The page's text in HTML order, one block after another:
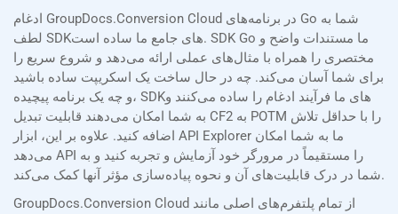
ادغام GroupDocs.Conversion Cloud در برنامه‌های Go شما به
لطف SDKهای جامع ما ساده است. SDK Go ما مستندات واضح و
مختصری را همراه با مثال‌های عملی ارائه می‌دهد و شروع سریع را
برای شما آسان می‌کند. چه در حال ساخت یک اسکریپت ساده باشید
و چه یک برنامه پیچیده، SDKهای ما فرآیند ادغام را ساده می‌کنند و
به شما امکان می‌دهند قابلیت تبدیل CF2 به POTM را با حداقل تلاش
اضافه کنید. علاوه بر این، ابزار API Explorer ما به شما امکان
می‌دهد API را مستقیماً در مرورگر خود آزمایش و تجربه کنید و به
شما در درک قابلیت‌های آن و نحوه پیاده‌سازی مؤثر آنها کمک می‌کند.
GroupDocs.Conversion Cloud از تمام پلتفرم‌های اصلی مانند